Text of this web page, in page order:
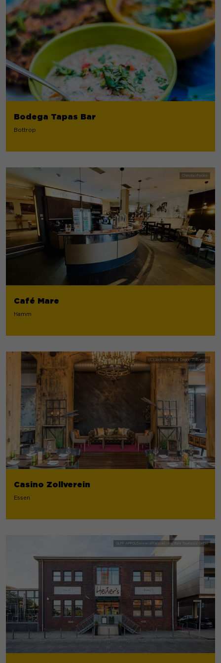
Bodega Tapas Bar
Bottrop
Café Mare
Hamm
Casino Zollverein
Essen